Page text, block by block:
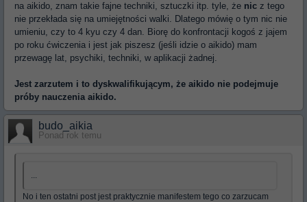
na aikido, znam takie fajne techniki, sztuczki itp. tyle, że nic z tego
nie przekłada się na umiejętności walki. Dlatego mówię o tym nic nie
umieniu, czy to 4 kyu czy 4 dan. Biorę do konfrontacji kogoś z jajem
po roku ćwiczenia i jest jak piszesz (jeśli idzie o aikido) mam
przewagę lat, psychiki, techniki, w aplikacji żadnej.
Jest zarzutem i to dyskwalifikującym, że aikido nie podejmuje
próby nauczenia aikido.
budo_aikia
Ponad rok temu
...
No i ten ostatni post jest praktycznie manifestem tego co zarzucam